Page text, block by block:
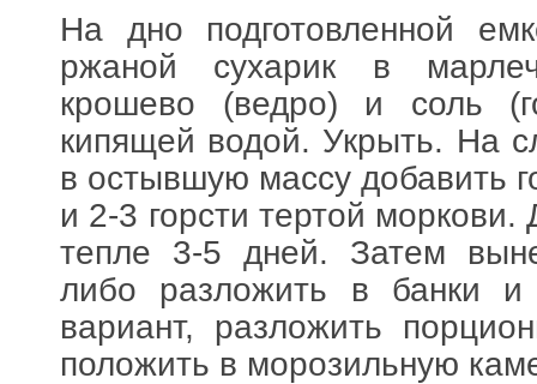
На дно подготовленной
ржаной сухарик в
крошево (ведро) и соль
кипящей водой. Укрыть. На
в остывшую массу добавить
и 2-3 горсти тертой моркови.
тепле 3-5 дней. Затем
либо разложить в банки
вариант, разложить
положить в морозильную